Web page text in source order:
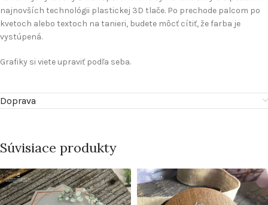
najnovších technológii plastickej 3D tlače. Po prechode palcom po
kvetoch alebo textoch na tanieri, budete môcť cítiť, že farba je
vystúpená.
Grafiky si viete upraviť podľa seba.
Doprava
Súvisiace produkty